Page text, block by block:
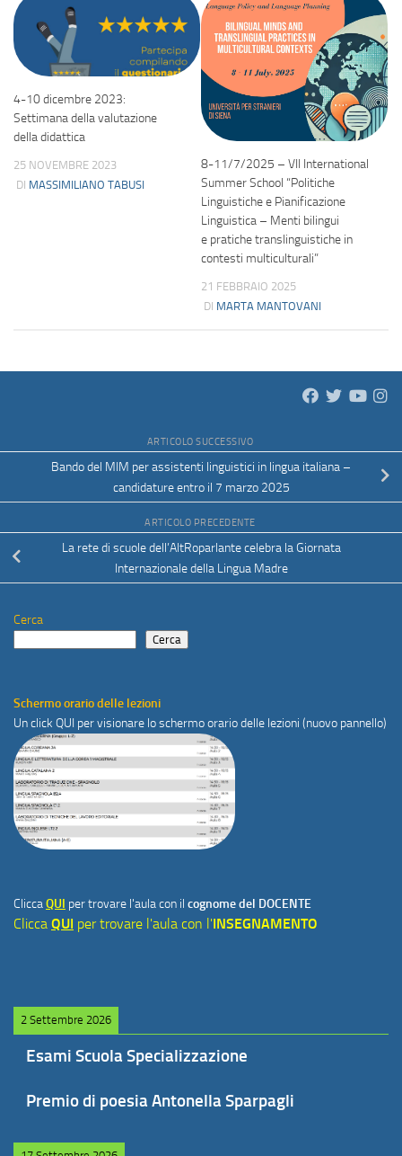
4-10 dicembre 2023:
Settimana della valutazione
della didattica
25 NOVEMBRE 2023
DI MASSIMILIANO TABUSI
8-11/7/2025 – VII International
Summer School “Politiche
Linguistiche e Pianificazione
Linguistica – Menti bilingui
e pratiche translinguistiche in
contesti multiculturali”
21 FEBBRAIO 2025
DI MARTA MANTOVANI
ARTICOLO SUCCESSIVO
Bando del MIM per assistenti linguistici in lingua italiana –
candidature entro il 7 marzo 2025
ARTICOLO PRECEDENTE
La rete di scuole dell’AltRoparlante celebra la Giornata
Internazionale della Lingua Madre
Cerca
Cerca
Schermo orario delle lezioni
Un click QUI per visionare lo schermo orario delle lezioni (nuovo pannello)
CliccaQUI per trovare l'aula con il cognome del DOCENTE
Clicca QUI per trovare l'aula con l'INSEGNAMENTO
2 Settembre 2026
Esami Scuola Specializzazione
Premio di poesia Antonella Sparpagli